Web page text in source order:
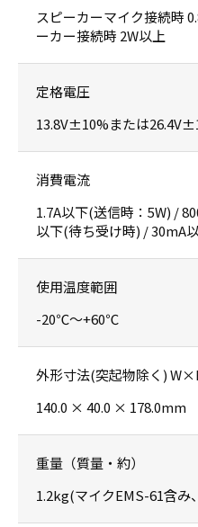
スピーカーマイク接続
ーカー接続時 2W以上
定格電圧
13.8V±10%または
消費電流
1.7A以下(送信時：5W) /
以下(待ち受け時) / 30mA
使用温度範囲
-20℃～+60℃
外形寸法(突起物除く)
140.0 × 40.0 × 178.0mm
重量（質量・約）
1.2kg(マイクEMS-61含み